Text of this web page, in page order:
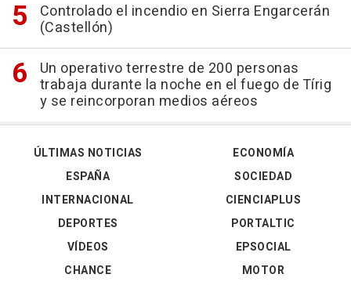
Controlado el incendio en Sierra Engarcerán
(Castellón)
Un operativo terrestre de 200 personas
trabaja durante la noche en el fuego de Tírig
y se reincorporan medios aéreos
ÚLTIMAS NOTICIAS
ESPAÑA
INTERNACIONAL
DEPORTES
VÍDEOS
ECONOMÍA
SOCIEDAD
CIENCIAPLUS
PORTALTIC
EPSOCIAL
CHANCE
MOTOR